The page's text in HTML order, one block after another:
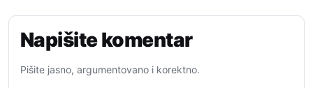
Napišite komentar
Pišite jasno, argumentovano i korektno.